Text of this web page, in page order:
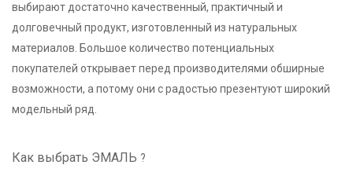
выбирают достаточно качественный, практичный и
долговечный продукт, изготовленный из натуральных
материалов. Большое количество потенциальных
покупателей открывает перед производителями обширные
возможности, а потому они с радостью презентуют широкий
модельный ряд.
Как выбрать ЭМАЛЬ ?